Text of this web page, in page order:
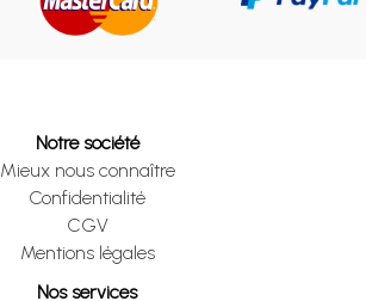
Notre société
Mieux nous connaître
Confidentialité
CGV
Mentions légales
Nos services